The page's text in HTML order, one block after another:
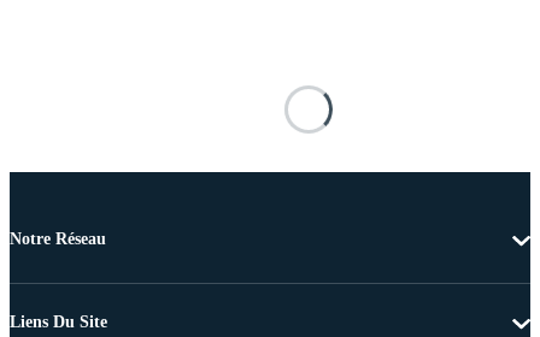
Notre Réseau
Liens Du Site